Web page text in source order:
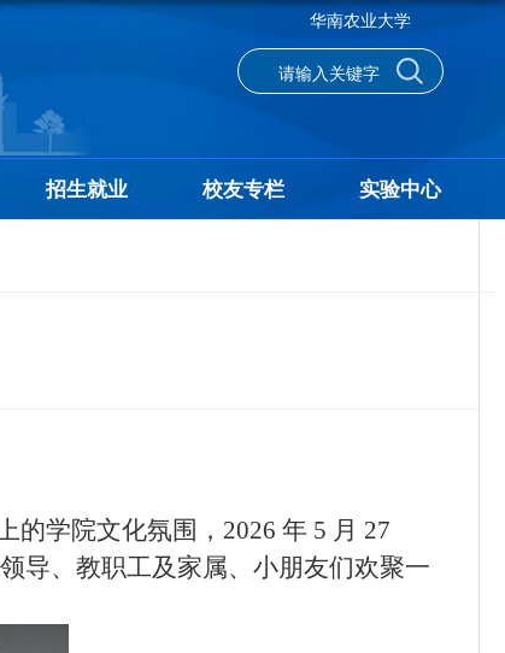
华南农业大学
招生就业 校友专栏 实验中心
的学院文化氛围，2026 年 5 月 27
导、教职工及家属、小朋友们欢聚一